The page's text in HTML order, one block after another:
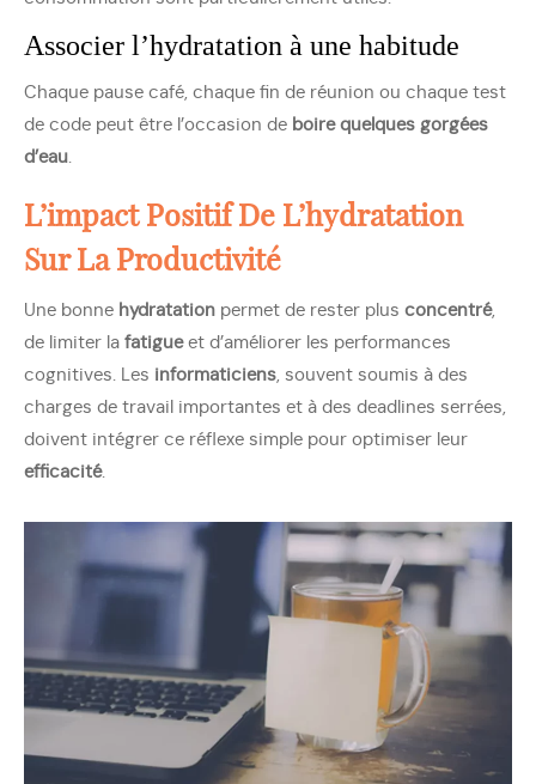
Associer l’hydratation à une habitude
Chaque pause café, chaque fin de réunion ou chaque test
de code peut être l’occasion de boire quelques gorgées
d’eau.
L’impact Positif De L’hydratation
Sur La Productivité
Une bonne hydratation permet de rester plus concentré,
de limiter la fatigueet d’améliorer les performances
cognitives. Les informaticiens, souvent soumis à des
charges de travail importantes et à des deadlines serrées,
doivent intégrer ce réflexe simple pour optimiser leur
efficacité.